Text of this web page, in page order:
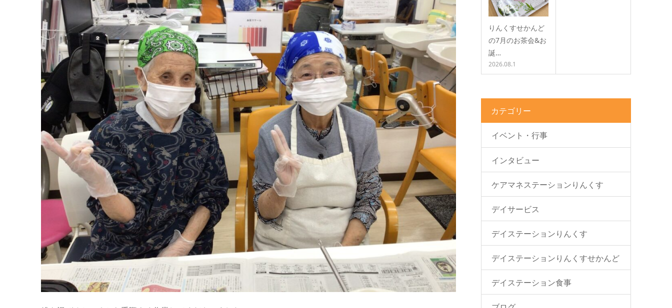
りんくすせかんど
の7月のお茶会&お
誕…
2026.08.1
カテゴリー
イベント・行事
インタビュー
ケアマネステーションりんくす
デイサービス
デイステーションりんくす
デイステーションりんくすせかんど
デイステーション食事